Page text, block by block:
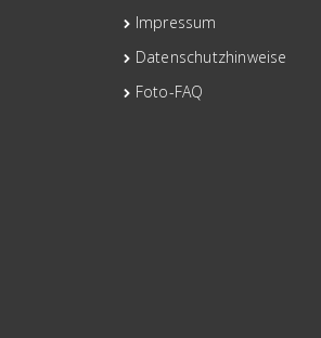
Impressum
Datenschutzhinweise
Foto-FAQ